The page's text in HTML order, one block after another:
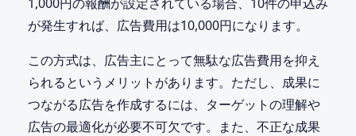
が発生すれば、広告費用は10,000円になります。
この方式は、広告主にとって無駄な広告費用を抑え
られるというメリットがあります。ただし、成果に
つながる広告を作成するには、ターゲットの理解や
広告の最適化が必要不可欠です。また、不正な成果